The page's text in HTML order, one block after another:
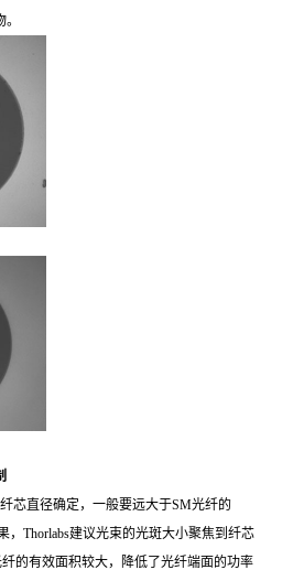
芯直径确定，一般要远大于SM光纤的
，Thorlabs建议光束的光斑大小聚焦到纤芯
的有效面积较大，降低了光纤端面的功率